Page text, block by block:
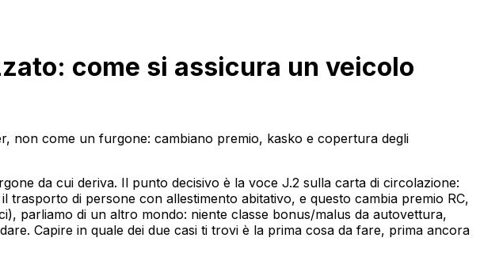
come si assicura un veicolo
non come un furgone: cambiano premio, kasko e copertura degli
da cui deriva. Il punto decisivo è la voce J.2 sulla carta di circolazione:
di persone con allestimento abitativo, e questo cambia premio RC,
parliamo di un altro mondo: niente classe bonus/malus da autovettura,
Capire in quale dei due casi ti trovi è la prima cosa da fare, prima ancora